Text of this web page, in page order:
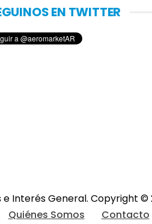
EN TWITTER
Interés General. Copyright ©
Quiénes Somos
Contacto